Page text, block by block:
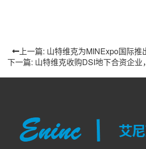
上一篇: 山特维克为MINExpo国际
下一篇: 山特维克收购DSI地下合资企业